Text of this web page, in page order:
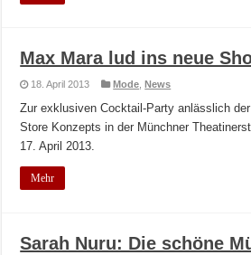
Max Mara lud ins neue
18. April 2013 Mode ,News
Zur exklusiven Cocktail-Party anlässlich
Store Konzepts in der Münchner
17. April 2013.
Mehr
Sarah Nuru: Die schöne